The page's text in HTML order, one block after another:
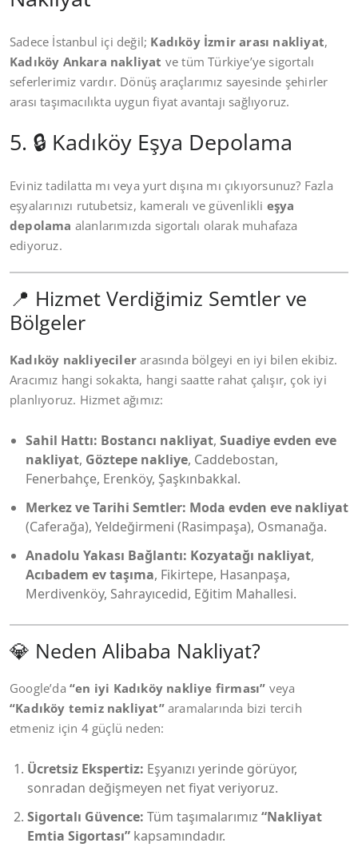
Sadece İstanbul içi değil; Kadıköy İzmir arası nakliyat,
Kadıköy Ankara nakliyat ve tüm Türkiye’ye sigortalı
seferlerimiz vardır. Dönüş araçlarımız sayesinde şehirler
arası taşımacılıkta uygun fiyat avantajı sağlıyoruz.
5. 🔒 Kadıköy Eşya Depolama
Eviniz tadilatta mı veya yurt dışına mı çıkıyorsunuz? Fazla
eşyalarınızı rutubetsiz, kameralı ve güvenlikli eşya
depolama alanlarımızda sigortalı olarak muhafaza
ediyoruz.
📍 Hizmet Verdiğimiz Semtler ve
Bölgeler
Kadıköy nakliyeciler arasında bölgeyi en iyi bilen ekibiz.
Aracımız hangi sokakta, hangi saatte rahat çalışır, çok iyi
planlıyoruz. Hizmet ağımız:
Sahil Hattı: Bostancı nakliyat, Suadiye evden eve
nakliyat, Göztepe nakliye, Caddebostan,
Fenerbahçe, Erenköy, Şaşkınbakkal.
Merkez ve Tarihi Semtler: Moda evden eve nakliyat
(Caferağa), Yeldeğirmeni (Rasimpaşa), Osmanağa.
Anadolu Yakası Bağlantı: Kozyatağı nakliyat,
Acıbadem ev taşıma, Fikirtepe, Hasanpaşa,
Merdivenköy, Sahrayıcedid, Eğitim Mahallesi.
💎 Neden Alibaba Nakliyat?
Google’da “en iyi Kadıköy nakliye firması” veya
“Kadıköy temiz nakliyat”aramalarında bizi tercih
etmeniz için 4 güçlü neden:
Ücretsiz Ekspertiz: Eşyanızı yerinde görüyor,
sonradan değişmeyen net fiyat veriyoruz.
Sigortalı Güvence: Tüm taşımalarımız “Nakliyat
Emtia Sigortası” kapsamındadır.